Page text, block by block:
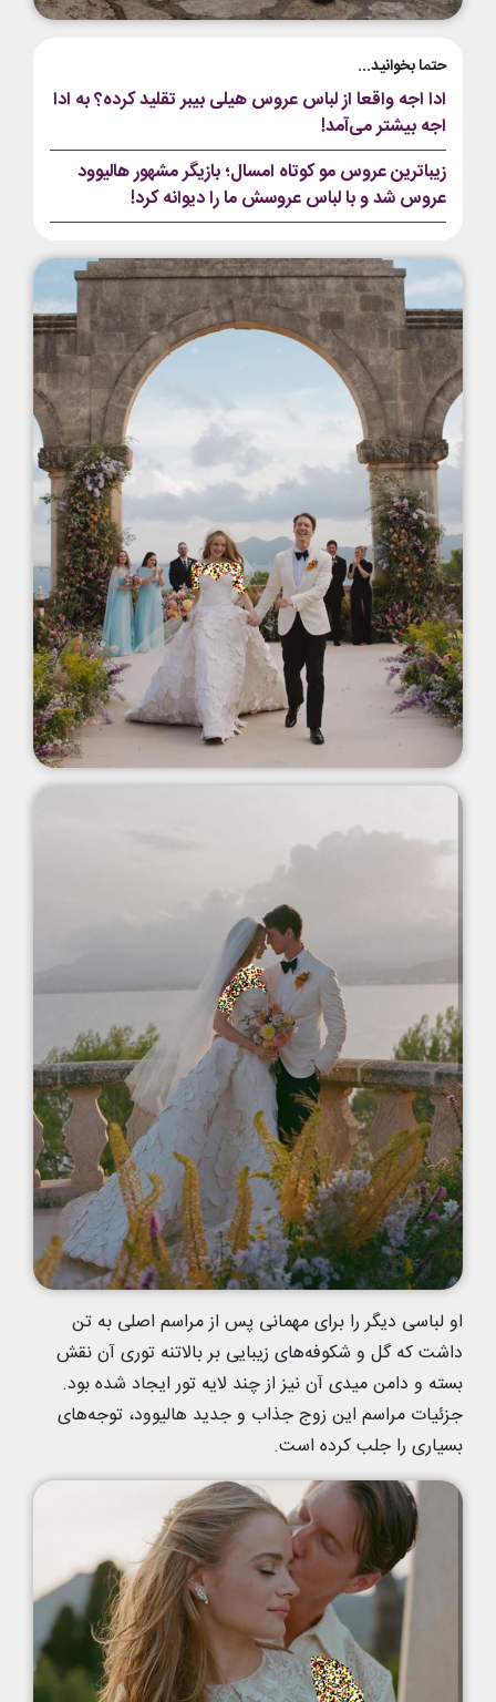
حتما بخوانید...
ادا اجه واقعا از لباس عروس هیلی بیبر تقلید کرده؟ به ادا
اجه بیشتر می‌آمد!
زیباترین عروس مو کوتاه امسال؛ بازیگر مشهور هالیوود
عروس شد و با لباس عروسش ما را دیوانه کرد!
او لباسی دیگر را برای مهمانی پس از مراسم اصلی به تن
داشت که گل و شکوفه‌های زیبایی بر بالاتنه توری آن نقش
بسته و دامن میدی آن نیز از چند لایه تور ایجاد شده بود.
جزئیات مراسم این زوج جذاب و جدید هالیوود، توجه‌های
بسیاری را جلب کرده است.